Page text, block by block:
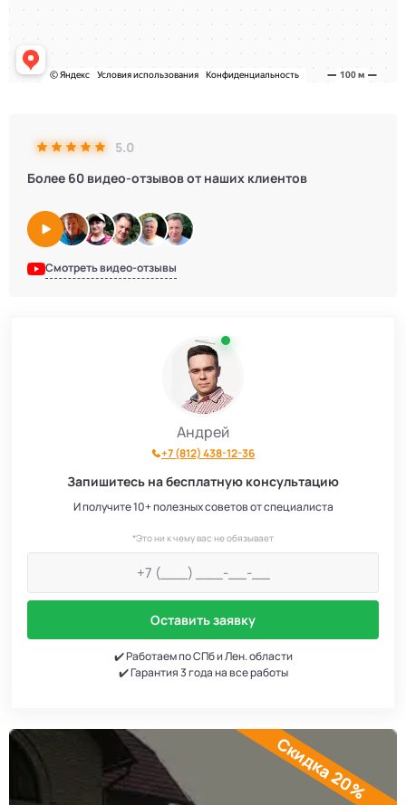
5.0
Более 60 видео-отзывов от наших клиентов
Смотреть видео-отзывы
Андрей
+7 (812) 438-12-36
Запишитесь на бесплатную консультацию
И получите 10+ полезных советов от специалиста
*Это ни к чему вас не обязывает
Оставить заявку
✔️ Работаем по СПб и Лен. области
✔️ Гарантия 3 года на все работы
Скидка 20%